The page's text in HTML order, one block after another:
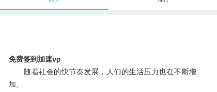
免费签到加速vp
随着社会的快节奏发展，人们的生活压力也在不断增
加。